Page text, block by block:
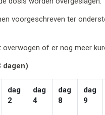
voorgeschreven ter
of er nog meer
dagen)
dag
2
dag
4
dag
8
dag
9